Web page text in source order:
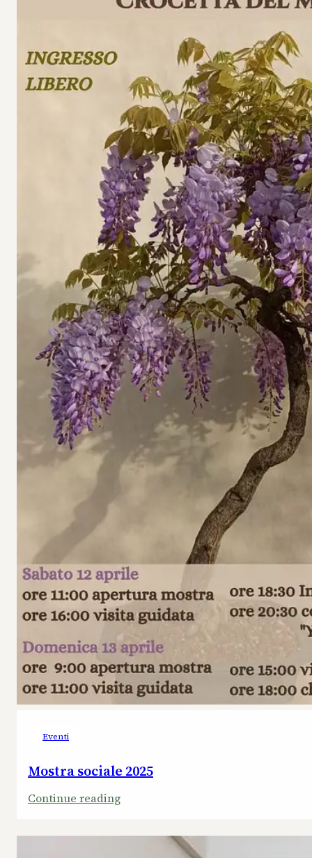
Eventi
Mostra sociale 2025
Continue reading:
sociale